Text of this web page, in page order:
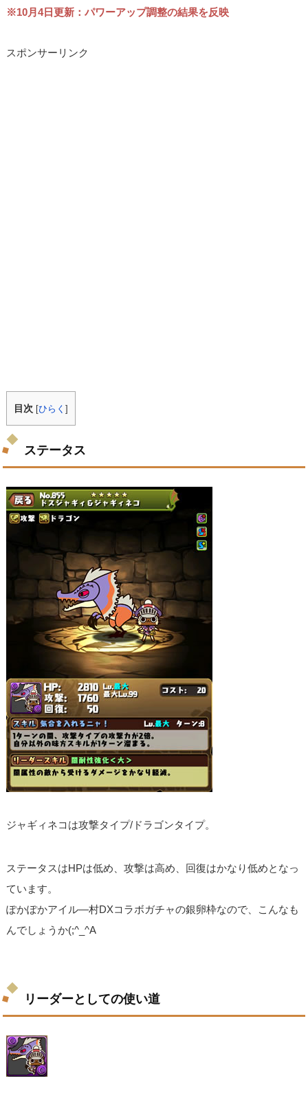
※10月4日更新：パワーアップ調整の結果を反映
スポンサーリンク
目次 [ひらく]
ステータス
ジャギィネコは攻撃タイプ/ドラゴンタイプ。
ステータスはHPは低め、攻撃は高め、回復はかなり低めとなっ
ています。
ぽかぽかアイル―村DXコラボガチャの銀卵枠なので、こんなも
んでしょうか(;^_^A
リーダーとしての使い道